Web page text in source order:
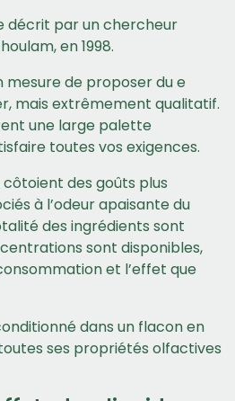
décrit par un chercheur
en 1998.
mesure de proposer du e
mais extrêmement qualitatif.
une large palette
toutes vos exigences.
côtoient des goûts plus
à l’odeur apaisante du
des ingrédients sont
sont disponibles,
et l’effet que
dans un flacon en
ses propriétés olfactives